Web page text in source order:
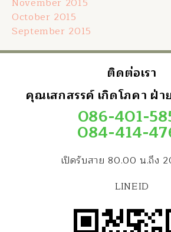
October 2015
September 2015
ติดต่อเรา
คุณเสกสรรค์ เกิดโภคา ฝ่า
086-401-
084-414-
เปิดรับสาย 80.00 น.ถึง
LINEID